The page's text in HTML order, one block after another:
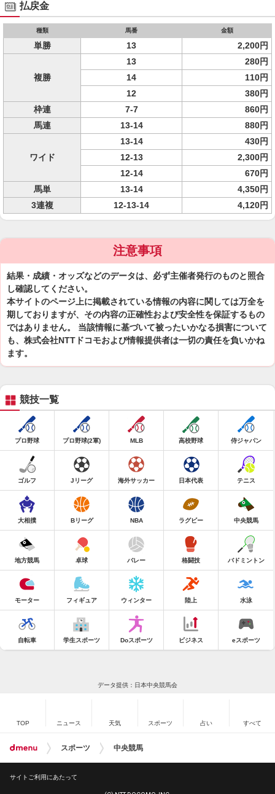
払戻金
種類 馬番 金額
単勝 13 2,200円
複勝
13
280円
14
110円
12
380円
枠連
7-7
860円
馬連
13-14 880円
ワイド
13-14
430円
12-13
2,300円
12-14
670円
馬単
13-14
4,350円
3連複
12-13-14 4,120円
注意事項
結果・成績・オッズなどのデータは、必ず主催者発行のものと照合
し確認してください。
本サイトのページ上に掲載されている情報の内容に関しては万全を
期しておりますが、その内容の正確性および安全性を保証するもの
ではありません。 当該情報に基づいて被ったいかなる損害について
も、株式会社NTTドコモおよび情報提供者は一切の責任を負いかね
ます。
競技一覧
プロ野球 プロ野球(2軍) MLB 高校野球 侍ジャパン
ゴルフ Jリーグ 海外サッカー 日本代表 テニス
大相撲 Bリーグ NBA ラグビー 中央競馬
地方競馬 卓球 バレー 格闘技 バドミントン
モーター フィギュア ウィンター 陸上 水泳
自転車 学生スポーツ Doスポーツ ビジネス eスポーツ
データ提供：日本中央競馬会
TOP ニュース 天気 スポーツ 占い すべて
スポーツ 中央競馬
サイトご利用にあたって